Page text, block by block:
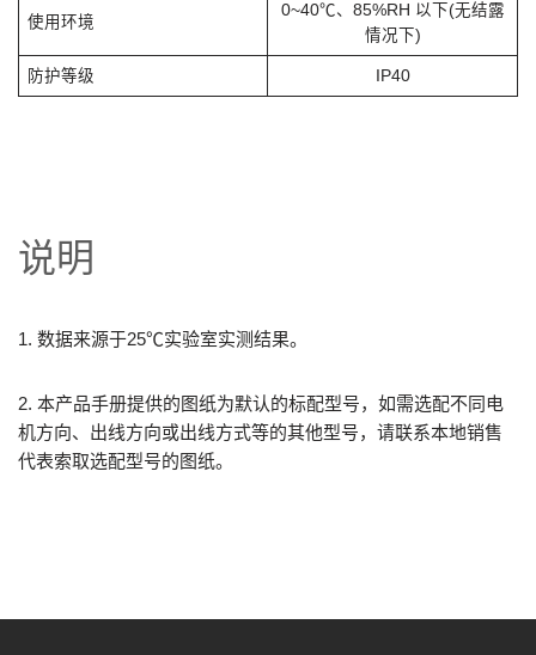
使用环境
0~40℃、85%RH 以下(无结露
情况下)
防护等级 IP40
说明
1. 数据来源于25℃实验室实测结果。
2. 本产品手册提供的图纸为默认的标配型号，如需选配不同电
机方向、出线方向或出线方式等的其他型号，请联系本地销售
代表索取选配型号的图纸。